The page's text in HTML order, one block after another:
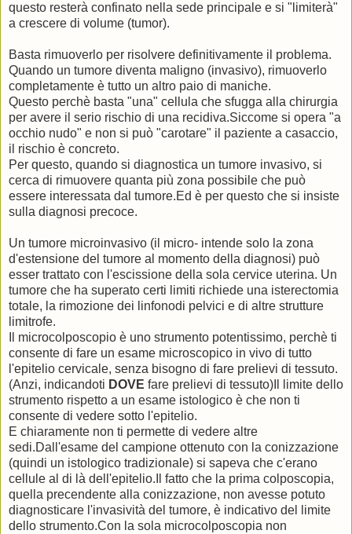
questo resterà confinato nella sede principale e si "limiterà"
a crescere di volume (tumor).
Basta rimuoverlo per risolvere definitivamente il problema.
Quando un tumore diventa maligno (invasivo), rimuoverlo
completamente è tutto un altro paio di maniche.
Questo perchè basta "una" cellula che sfugga alla chirurgia
per avere il serio rischio di una recidiva.Siccome si opera "a
occhio nudo" e non si può "carotare" il paziente a casaccio,
il rischio è concreto.
Per questo, quando si diagnostica un tumore invasivo, si
cerca di rimuovere quanta più zona possibile che può
essere interessata dal tumore.Ed è per questo che si insiste
sulla diagnosi precoce.
Un tumore microinvasivo (il micro- intende solo la zona
d'estensione del tumore al momento della diagnosi) può
esser trattato con l'escissione della sola cervice uterina. Un
tumore che ha superato certi limiti richiede una isterectomia
totale, la rimozione dei linfonodi pelvici e di altre strutture
limitrofe.
Il microcolposcopio è uno strumento potentissimo, perchè ti
consente di fare un esame microscopico in vivo di tutto
l'epitelio cervicale, senza bisogno di fare prelievi di tessuto.
(Anzi, indicandoti DOVE fare prelievi di tessuto)Il limite dello
strumento rispetto a un esame istologico è che non ti
consente di vedere sotto l'epitelio.
E chiaramente non ti permette di vedere altre
sedi.Dall'esame del campione ottenuto con la conizzazione
(quindi un istologico tradizionale) si sapeva che c'erano
cellule al di là dell'epitelio.Il fatto che la prima colposcopia,
quella precendente alla conizzazione, non avesse potuto
diagnosticare l'invasività del tumore, è indicativo del limite
dello strumento.Con la sola microcolposcopia non